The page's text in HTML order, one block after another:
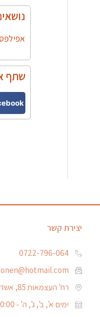
שתף
יצירת קשר
0722-796-064
רח' העצמאות 85, אשדוד מאחורי בית מרקחת Be
ימים א', ב', ג', ה' - 10:00-20:00 | יום ו' - 10:00-14:00